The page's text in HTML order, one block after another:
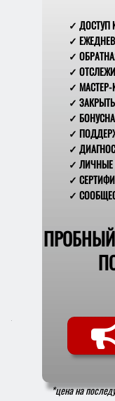
✓ ДОСТУП
✓
✓
✓
✓
✓
✓
✓
✓
✓ ЛИЧНЫЕ
✓
✓
*цена на